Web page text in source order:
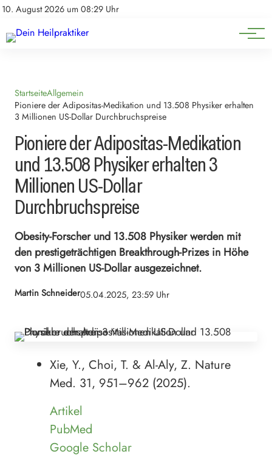
10. August 2026 um 08:29 Uhr
Impressum
Natürliche Medizin
Heilpflanzen & Kräuterkunde
StartseiteAllgemein
Pioniere der Adipositas-Medikation und 13.508 Physiker erhalten
3 Millionen US-Dollar Durchbruchspreise
Pioniere der Adipositas-Medikation
und 13.508 Physiker erhalten 3
Millionen US-Dollar
Durchbruchspreise
Obesity-Forscher und 13.508 Physiker werden mit
den prestigeträchtigen Breakthrough-Prizes in Höhe
von 3 Millionen US-Dollar ausgezeichnet.
Martin Schneider05.04.2025, 23:59 Uhr
Xie, Y., Choi, T. & Al-Aly, Z. Nature
Med. 31, 951–962 (2025).
Artikel
PubMed
Google Scholar